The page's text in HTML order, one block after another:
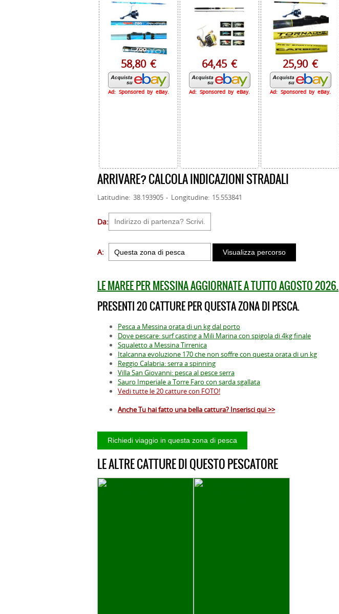
58,80 €
Ad: Sponsored by eBay.
64,45 €
Ad: Sponsored by eBay.
25,90 €
Ad: Sponsored by eBay.
ARRIVARE? CALCOLA INDICAZIONI STRADALI
Latitudine: 38.193905 - Longitudine: 15.553841
Da:
A:
LE MAREE PER MESSINA AGGIORNATE A TUTTO AGOSTO 2026.
PRESENTI 20 CATTURE PER QUESTA ZONA DI PESCA.
Pesca a Messina orata di un kg dal porto
Dove pescare: surf casting a Mili Marina con spigola di 4kg finale
Squaletto a Messina Tirrenica
Italcanna evoluzione 170 che non soffre con questa orata di un kg
Reggio Calabria: serra a spinning
Villa San Giovanni: pesca al pesce serra
Sauro Imperiale a Torre Faro con sarda sgallata
Vedi tutte le 20 catture con FOTO!
Anche Tu hai fatto una bella cattura? Inserisci qui >>
LE ALTRE CATTURE DI QUESTO PESCATORE